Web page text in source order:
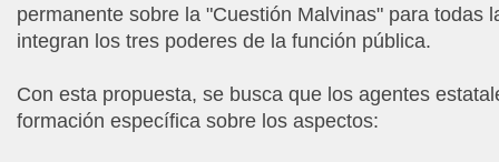
permanente sobre la "Cuestión Malvinas" para todas
integran los tres poderes de la función pública.
Con esta propuesta, se busca que los agentes
formación específica sobre los aspectos: